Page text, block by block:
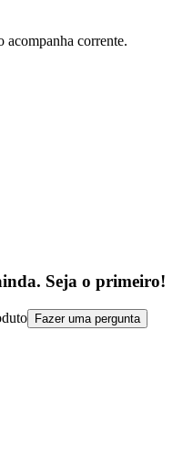
acompanha corrente.
Seja o primeiro!
Fazer uma pergunta